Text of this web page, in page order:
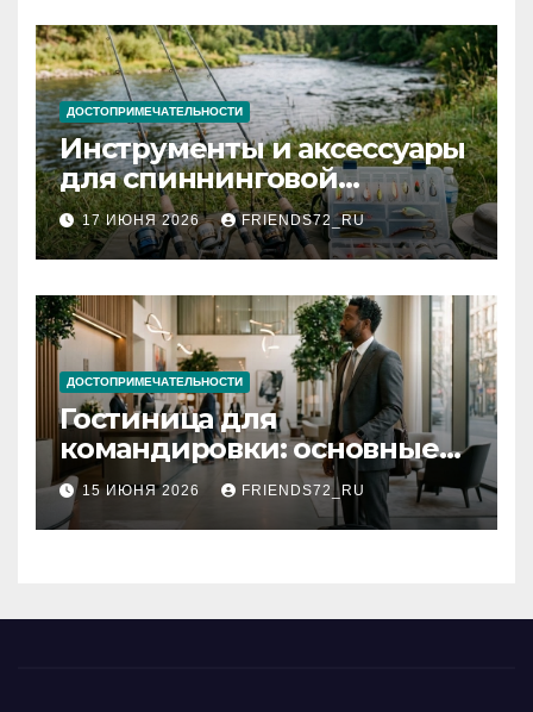
ДОСТОПРИМЕЧАТЕЛЬНОСТИ
Инструменты и аксессуары
для спиннинговой
рыбалки: назначение и
типы
17 ИЮНЯ 2026 FRIENDS72_RU
ДОСТОПРИМЕЧАТЕЛЬНОСТИ
Гостиница для
командировки: основные
критерии выбора
15 ИЮНЯ 2026 FRIENDS72_RU